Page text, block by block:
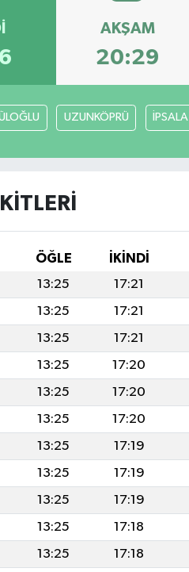
AKŞAM
20:29
UZUNKÖPRÜ İPSALA
ÖĞLE İKINDI
13:25 17:21
13:25 17:21
13:25 17:21
13:25 17:20
13:25 17:20
13:25 17:20
13:25 17:19
13:25 17:19
13:25 17:19
13:25 17:18
13:25 17:18